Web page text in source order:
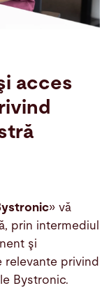
myBystronic
acces
» vă
prin intermediul
şi
privind
Bystronic.